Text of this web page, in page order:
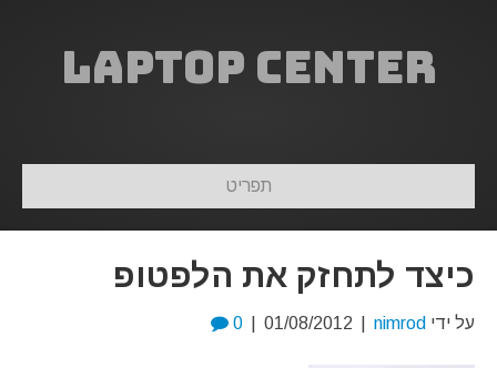
Laptop Center
תפריט
כיצד לתחזק את הלפטופ
על ידי nimrod
01/08/2012
0